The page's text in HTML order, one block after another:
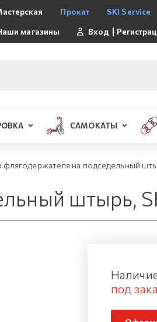
Прокат
SKI Service
магазины Вход
САМОКАТЫ
флягодержателя на подседельный
штырь,
под